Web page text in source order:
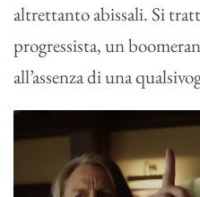
altrettanto abissali. Si
progressista, un
all’assenza di una